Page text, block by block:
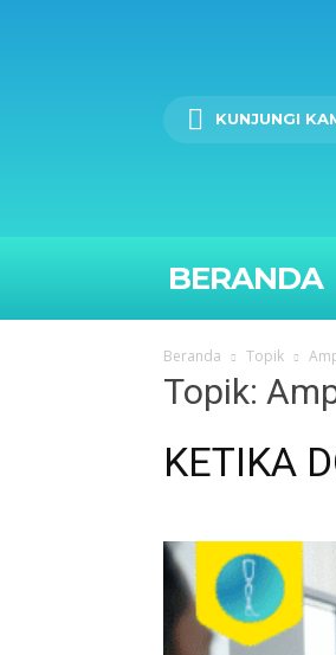
KUNJUNGI
BERANDA
Beranda Topik
Topik:
KETIKA